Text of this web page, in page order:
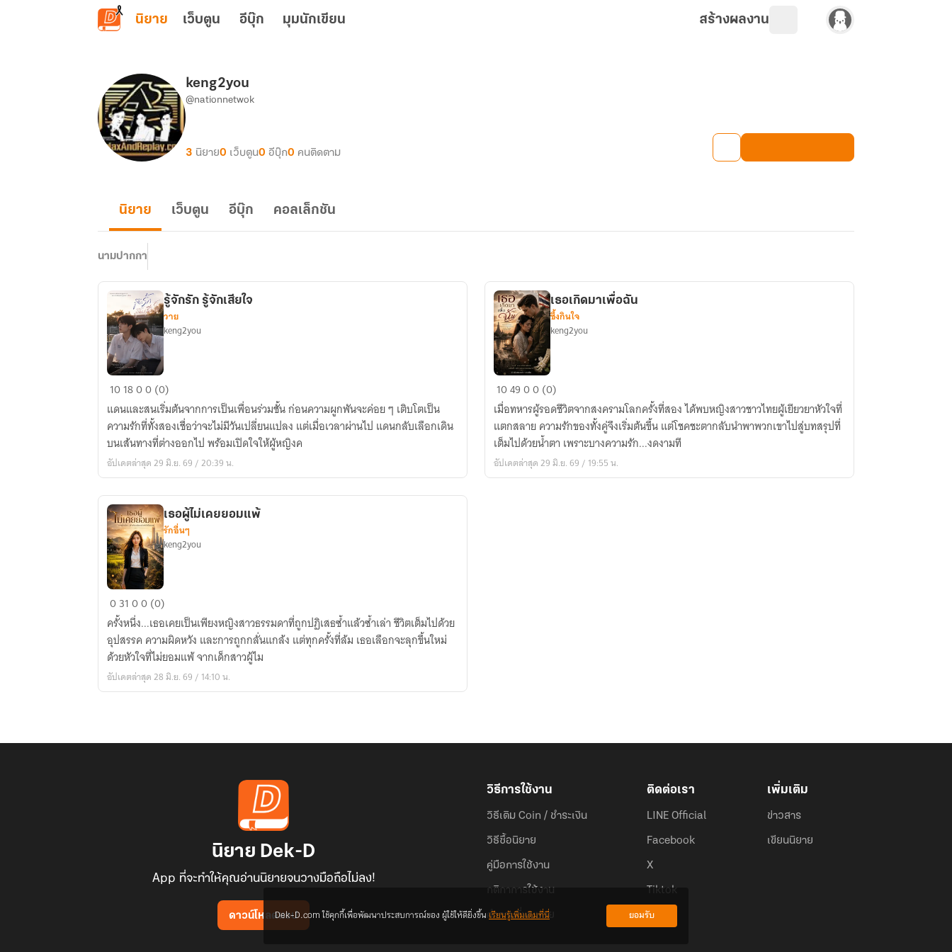
ข้ามไปยังเนื้อหาหลัก
นิยาย เว็บตูน อีบุ๊ก มุมนักเขียน สร้างผลงาน
keng2you
@nationnetwok
3 นิยาย0 เว็บตูน0 อีบุ๊ก0 คนติดตาม
นิยาย เว็บตูน อีบุ๊ก คอลเล็กชัน
นามปากกา
รู้จัก
รู้จัก
เสียใจ
รู้จักรัก รู้จักเสียใจ
วาย
keng2you
101800 (0)
แดนและสนเริ่มต้นจากการเป็นเพื่อนร่วมชั้น ก่อนความผูกพันจะค่อย ๆ เติบโตเป็น
ความรักที่ทั้งสองเชื่อว่าจะไม่มีวันเปลี่ยนแปลง แต่เมื่อเวลาผ่านไป แดนกลับเลือกเดิน
บนเส้นทางที่ต่างออกไป พร้อมเปิดใจให้ผู้หญิงค
อัปเดตล่าสุด 29 มิ.ย. 69 / 20:39 น.
เธอ
เกิด
มา
เพื่อ
ฉัน
เธอเกิดมาเพื่อฉัน
ซึ้งกินใจ
keng2you
104900 (0)
เมื่อทหารผู้รอดชีวิตจากสงครามโลกครั้งที่สอง ได้พบหญิงสาวชาวไทยผู้เยียวยาหัวใจที่
แตกสลาย ความรักของทั้งคู่จึงเริ่มต้นขึ้น แต่โชคชะตากลับนำพาพวกเขาไปสู่บทสรุปที่
เต็มไปด้วยน้ำตา เพราะบางความรัก...งดงามที
อัปเดตล่าสุด 29 มิ.ย. 69 / 19:55 น.
เธอ
ไม่
เคย
ยอม
แพ้
เธอผู้ไม่เคยยอมแพ้
รักอื่นๆ
keng2you
03100 (0)
ครั้งหนึ่ง...เธอเคยเป็นเพียงหญิงสาวธรรมดาที่ถูกปฏิเสธซ้ำแล้วซ้ำเล่า ชีวิตเต็มไปด้วย
อุปสรรค ความผิดหวัง และการถูกกลั่นแกล้ง แต่ทุกครั้งที่ล้ม เธอเลือกจะลุกขึ้นใหม่
ด้วยหัวใจที่ไม่ยอมแพ้ จากเด็กสาวผู้ไม
อัปเดตล่าสุด 28 มิ.ย. 69 / 14:10 น.
นิยาย Dek-D
App ที่จะทำให้คุณอ่านนิยายจนวางมือถือไม่ลง!
ดาวน์โหลดแอป
วิธีการใช้งาน
วิธีเติม Coin / ชำระเงิน
วิธีซื้อนิยาย
คู่มือการใช้งาน
กติกาการใช้งาน
คำถามที่พบบ่อย
ติดต่อเรา
LINE Official
Facebook
X
Tiktok
เพิ่มเติม
ข่าวสาร
เขียนนิยาย
Dek-D.com ใช้คุกกี้เพื่อพัฒนาประสบการณ์ของ ผู้ใช้ให้ดียิ่งขึ้นเรียนรู้เพิ่มเติมที่นี่ ยอมรับ